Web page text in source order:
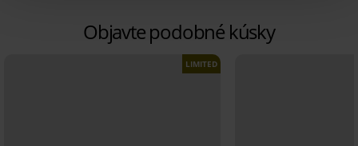
Objavte podobné kúsky
LIMITED